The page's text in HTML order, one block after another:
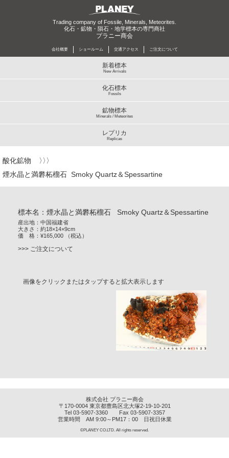
Trading company of Fossile, Minerals, Meteorites.
化石・鉱物・隕石・地学標本の専門商社
プラニー商会
会社概要 ショールーム 交通アクセス ご注文について
新着標本
New Arrivals
化石標本
Fossils
鉱物標本
Minerals / Meteorites
レプリカ
Replicas
酸化鉱物
煙水晶と満礬柘榴石 Smoky Quartz＆Spessartine
標本名：煙水晶と満礬柘榴石 Smoky Quartz＆Spessartine
産出地：中国福建省
大きさ：約18×14×9cm
価 格：¥165,000 （税込）
>>> ご注文について
画像をクリックまたはタップすると拡大表示します
株式会社 プラニー商会
〒170-0004 東京都豊島区北大塚2-19-10-201
Tel 03-5907-3360 Fax 03-5907-3357
営業時間 AM 9:00～PM17：00 日祝日休業
©PLANEY CO.LTD. All rights reserved.